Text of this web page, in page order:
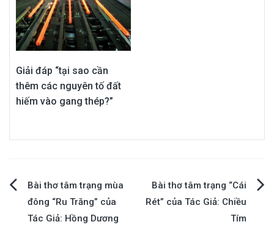
Giải đáp “tại sao cần
thêm các nguyên tố đất
hiếm vào gang thép?”
Điều
hướng
Bài thơ tâm trạng mùa
đông “Ru Trăng” của
Tác Giả: Hồng Dương
Bài thơ tâm trạng “Cái
Rét” của Tác Giả: Chiều
Tím